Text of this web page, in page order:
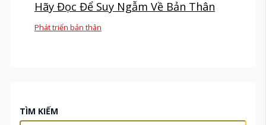
Hãy Đọc Để Suy Ngẫm Về Bản Thân
Phát triển bản thân
TÌM KIẾM